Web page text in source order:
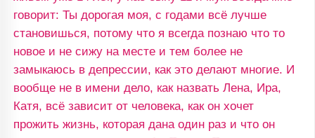
говорит: Ты дорогая моя, с годами всё лучше
становишься, потому что я всегда познаю что то
новое и не сижу на месте и тем более не
замыкаюсь в депрессии, как это делают многие. И
вообще не в имени дело, как назвать Лена, Ира,
Катя, всё зависит от человека, как он хочет
прожить жизнь, которая дана один раз и что он